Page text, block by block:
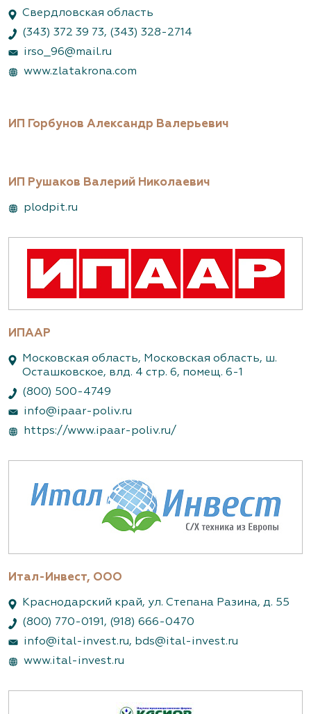
Свердловская область
(343) 372 39 73, (343) 328-2714
irso_96@mail.ru
www.zlatakrona.com
ИП Горбунов Александр Валерьевич
ИП Рушаков Валерий Николаевич
plodpit.ru
ИПААР
Московская область, Московская область, ш.
Осташковское, влд. 4 стр. 6, помещ. 6-1
(800) 500-4749
info@ipaar-poliv.ru
https://www.ipaar-poliv.ru/
Итал-Инвест, ООО
Краснодарский край, ул. Степана Разина, д. 55
(800) 770-0191, (918) 666-0470
info@ital-invest.ru, bds@ital-invest.ru
www.ital-invest.ru